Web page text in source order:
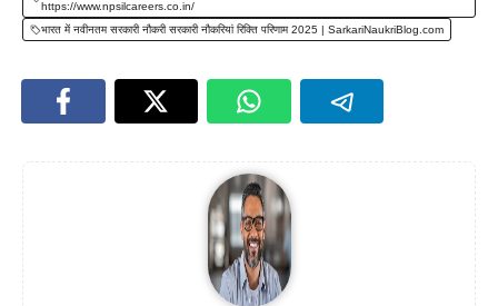
https://www.npsilcareers.co.in/
भारत में नवीनतम सरकारी नौकरी सरकारी नौकरियां रिक्ति परिणाम 2025 | SarkariNaukriBlog.com